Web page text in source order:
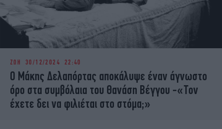
ΖΩΗ 30/12/2024 22:40
Ο Μάκης Δελαπόρτας αποκάλυψε έναν άγνωστο
όρο στα συμβόλαια του Θανάση Βέγγου -«Τον
έχετε δει να φιλιέται στο στόμα;»